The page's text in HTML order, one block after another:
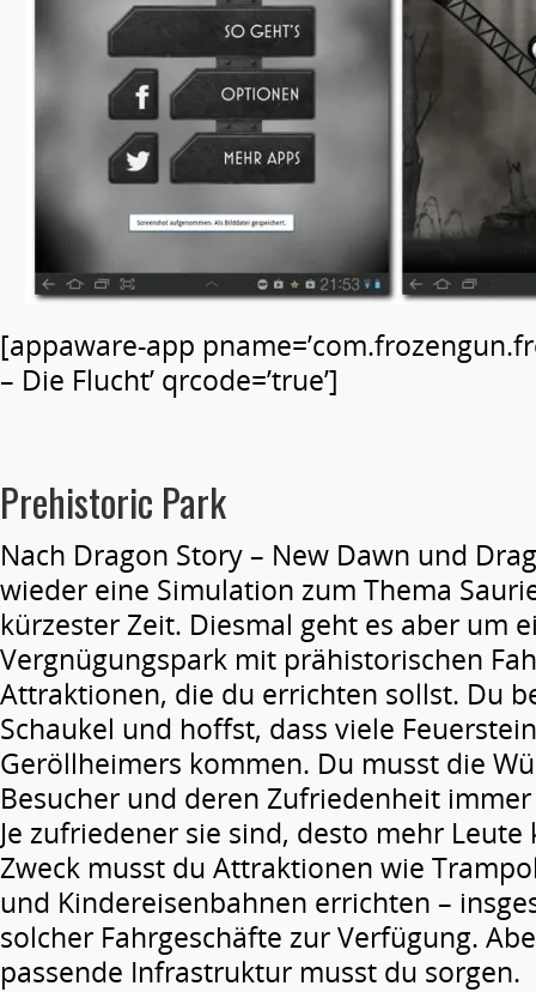
[appaware-app
– Die Flucht’ qrcode=’true’]
Prehistoric Park
Nach Dragon Story – New Dawn und
wieder eine Simulation zum Thema
kürzester Zeit. Diesmal geht es aber um
Vergnügungspark mit prähistorischen
Attraktionen, die du errichten sollst. Du
Schaukel und hoffst, dass viele
Geröllheimers kommen. Du musst die
Besucher und deren Zufriedenheit
Je zufriedener sie sind, desto mehr
Zweck musst du Attraktionen wie
und Kindereisenbahnen errichten –
solcher Fahrgeschäfte zur Verfügung.
passende Infrastruktur musst du sorgen.